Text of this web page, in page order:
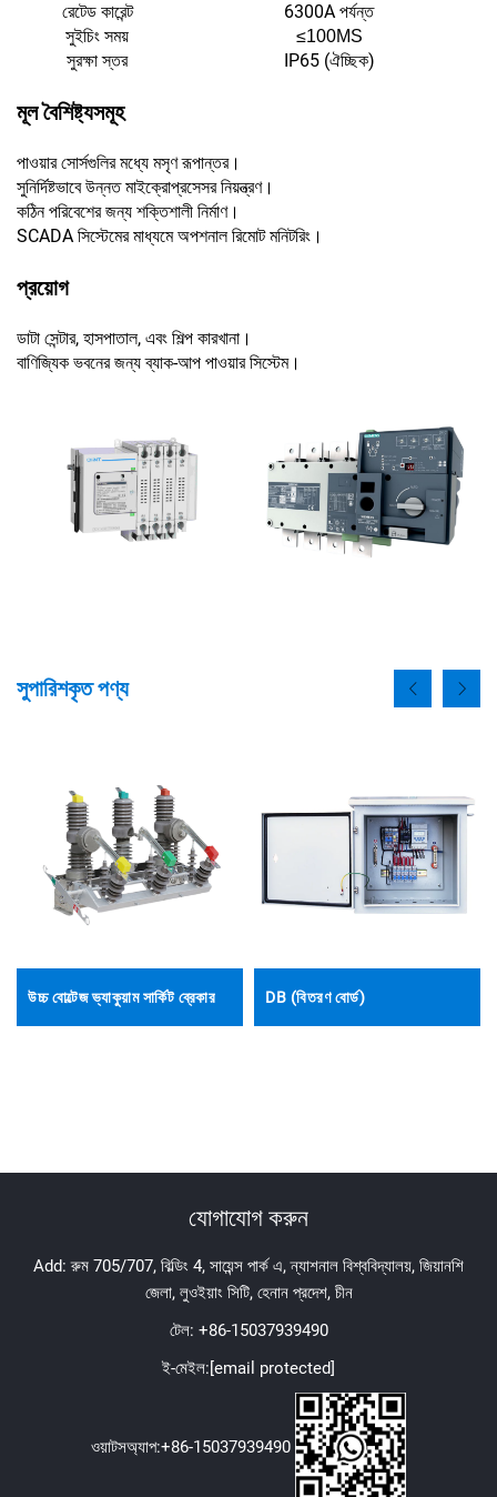
রেটেড কারেন্ট
6300A পর্যন্ত
সুইচিং সময়
≤100MS
সুরক্ষা স্তর IP65 (ঐচ্ছিক)
মূল বৈশিষ্ট্যসমূহ
পাওয়ার সোর্সগুলির মধ্যে মসৃণ রূপান্তর।
সুনির্দিষ্টভাবে উন্নত মাইক্রোপ্রসেসর নিয়ন্ত্রণ।
কঠিন পরিবেশের জন্য শক্তিশালী নির্মাণ।
SCADA সিস্টেমের মাধ্যমে অপশনাল রিমোট মনিটরিং।
প্রয়োগ
ডাটা সেন্টার, হাসপাতাল, এবং শিল্প কারখানা।
বাণিজ্যিক ভবনের জন্য ব্যাক-আপ পাওয়ার সিস্টেম।
সুপারিশকৃত পণ্য
উচ্চ বোল্টেজ ভ্যাকুয়াম সার্কিট ব্রেকার DB (বিতরণ বোর্ড)
যোগাযোগ করুন
Add: রুম 705/707, বিল্ডিং 4, সায়েন্স পার্ক এ, ন্যাশনাল বিশ্ববিদ্যালয়, জিয়ানশি
জেলা, লুওইয়াং সিটি, হেনান প্রদেশ, চীন
টেল: +86-15037939490
ই-মেইল:[email protected]
ওয়াটসঅ্যাপ:+86-15037939490